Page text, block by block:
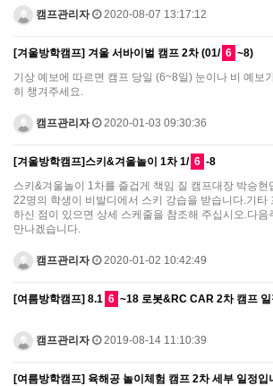
캠프관리자 2020-08-07 13:17:12
[겨울방학캠프] 겨울 서바이벌 캠프 2차 (01/ 6 ~8)
기상 예보에 따르면 캠프 당일 (6~8일) 눈이나 비 예보
히 챙겨주세요.
캠프관리자 2020-01-03 09:30:36
[겨울방학캠프]스키&겨울놀이 1차 1/ 6 -8
스키&겨울놀이 1차를 즐겁게 책임 질 캠프대장 박승현
22명의 학생이 비발디에서 스키 강습을 받습니다.기타
하신 점이 있으면 상세 스케줄을 참조해 주십시오.다음
만나겠습니다.
캠프관리자 2020-01-02 10:42:49
[여름방학캠프] 8.1 6 ~18 로봇&RC CAR 2차 캠프
캠프관리자 2019-08-14 11:10:39
[여름방학캠프] 육해공 놀이체험 캠프 2차 세부 일정입